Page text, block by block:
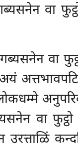
वा
वा
वा फुट्ठो